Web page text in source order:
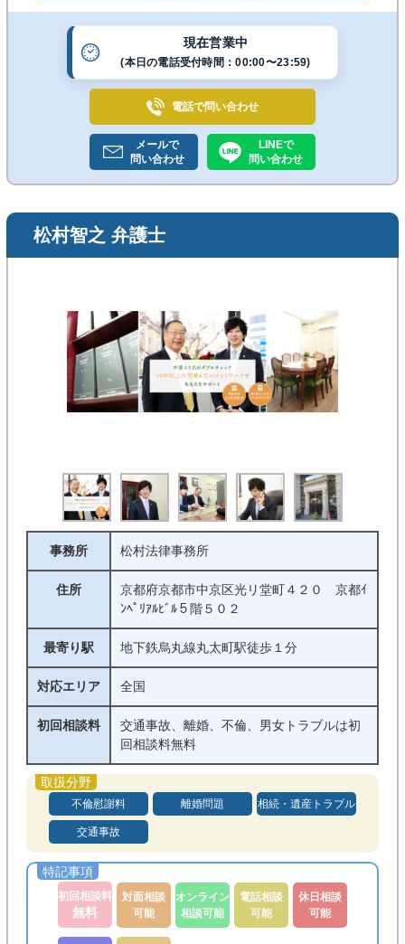
池山王駅から３０秒
現在営業中
(本日の電話受付時間：00:00〜23:59)
電話で問い合わせ
メールで
問い合わせ
LINEで
問い合わせ
松村智之 弁護士
事務所 松村法律事務所
住所
京都府京都市中京区光リ堂町４２０ 京都ｲ
ﾝﾍﾟﾘｱﾙﾋﾞﾙ５階５０２
最寄り駅 地下鉄烏丸線丸太町駅徒歩１分
対応エリア 全国
初回相談料
交通事故、離婚、不倫、男女トラブルは初
回相談料無料
不倫慰謝料 離婚問題 相続・遺産トラブル
交通事故
初回相談料
無料
対面相談
可能
オンライン
相談可能
電話相談
可能
休日相談
可能